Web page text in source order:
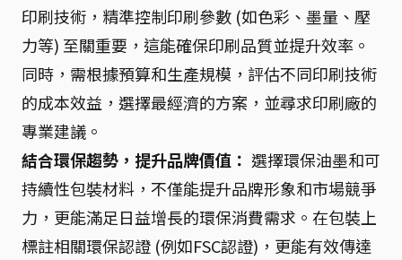
印刷技術，精準控制印刷參數 (如色彩、墨量、壓
力等) 至關重要，這能確保印刷品質並提升效率。
同時，需根據預算和生產規模，評估不同印刷技術
的成本效益，選擇最經濟的方案，並尋求印刷廠的
專業建議。
結合環保趨勢，提升品牌價值： 選擇環保油墨和可
持續性包裝材料，不僅能提升品牌形象和市場競爭
力，更能滿足日益增長的環保消費需求。在包裝上
標註相關環保認證 (例如FSC認證)，更能有效傳達